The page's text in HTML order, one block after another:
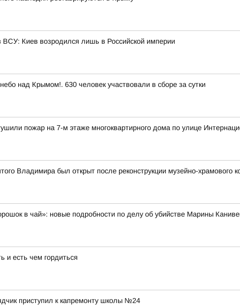
ВСУ: Киев возродился лишь в Российской империи
над Крымом!. 630 человек участвовали в сборе за сутки
пожар на 7-м этаже многоквартирного дома по улице
Владимира был открыт после реконструкции музейно-храмового
в чай»: новые подробности по делу об убийстве Марины
и есть чем гордиться
приступил к капремонту школы №24